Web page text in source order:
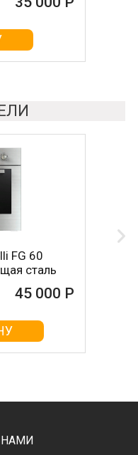
FG 60
сталь
45 000 Р
НАМИ